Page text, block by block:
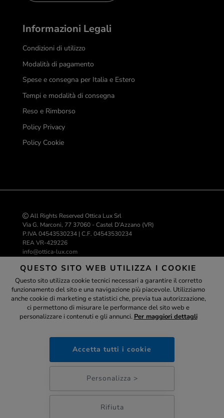
Informazioni Legali
Condizioni di utilizzo
Modalità di pagamento
Spese e consegna per Italia e Estero
Tempi e modalità di consegna
Reso e Rimborso
Policy Privacy
Policy Cookie
All Rights Reserved Ottica Lux Srl
Via G. Marconi, 77 37060 - Castel D’Azzano (VR)
P.IVA 04543530234 | C.F. 04543530234
REA VR-429226
info@ottica-lux.com
Realizzazione e-commerce Colombo 3000
Assistente
ottica-lux.it
QUESTO SITO WEB UTILIZZA I COOKIE
Questo sito utilizza cookie tecnici necessari a garantire il corretto
funzionamento del sito e una navigazione più piacevole. Utilizziamo
anche cookie di marketing e statistici che, previa tua autorizzazione,
ci permettono di misurare le performance del sito web e
personalizzare i contenuti e gli annunci. Per maggiori dettagli
Accetta tutti i cookie
Rifiuta
Personalizza >